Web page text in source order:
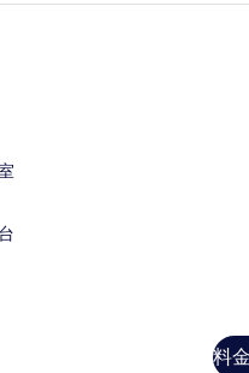
光カーテン、アイロン / アイロン
Cabin Studio | セーフ
料